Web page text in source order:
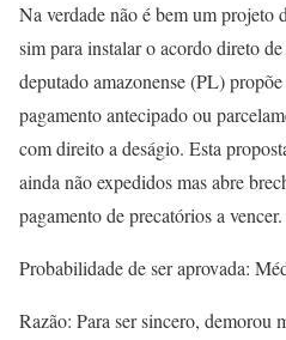
Na verdade não é bem um projeto
sim para instalar o acordo direto
deputado amazonense (PL)
pagamento antecipado ou
com direito a deságio. Esta
ainda não expedidos mas abre
pagamento de precatórios a vencer.
Probabilidade de ser aprovada:
Razão: Para ser sincero, demorou